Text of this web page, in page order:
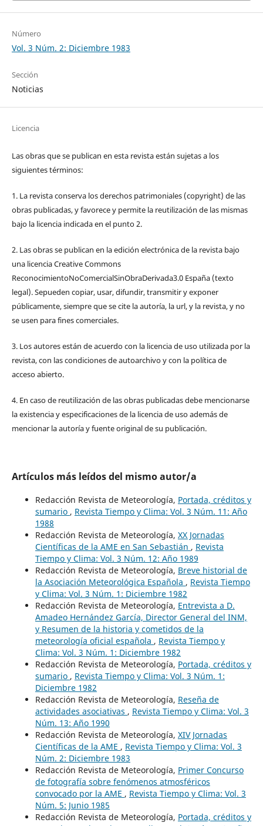
Número
Vol. 3 Núm. 2: Diciembre 1983
Sección
Noticias
Licencia
Las obras que se publican en esta revista están sujetas a los
siguientes términos:
1. La revista conserva los derechos patrimoniales (copyright) de las
obras publicadas, y favorece y permite la reutilización de las mismas
bajo la licencia indicada en el punto 2.
2. Las obras se publican en la edición electrónica de la revista bajo
una licencia Creative Commons
ReconocimientoNoComercialSinObraDerivada3.0 España (texto
legal). Sepueden copiar, usar, difundir, transmitir y exponer
públicamente, siempre que se cite la autoría, la url, y la revista, y no
se usen para fines comerciales.
3. Los autores están de acuerdo con la licencia de uso utilizada por la
revista, con las condiciones de autoarchivo y con la política de
acceso abierto.
4. En caso de reutilización de las obras publicadas debe mencionarse
la existencia y especificaciones de la licencia de uso además de
mencionar la autoría y fuente original de su publicación.
Artículos más leídos del mismo autor/a
Redacción Revista de Meteorología, Portada, créditos y
sumario , Revista Tiempo y Clima: Vol. 3 Núm. 11: Año
1988
Redacción Revista de Meteorología, XX Jornadas
Científicas de la AME en San Sebastián , Revista
Tiempo y Clima: Vol. 3 Núm. 12: Año 1989
Redacción Revista de Meteorología, Breve historial de
la Asociación Meteorológica Española , Revista Tiempo
y Clima: Vol. 3 Núm. 1: Diciembre 1982
Redacción Revista de Meteorología, Entrevista a D.
Amadeo Hernández García, Director General del INM,
y Resumen de la historia y cometidos de la
meteorología oficial española , Revista Tiempo y
Clima: Vol. 3 Núm. 1: Diciembre 1982
Redacción Revista de Meteorología, Portada, créditos y
sumario , Revista Tiempo y Clima: Vol. 3 Núm. 1:
Diciembre 1982
Redacción Revista de Meteorología, Reseña de
actividades asociativas , Revista Tiempo y Clima: Vol. 3
Núm. 13: Año 1990
Redacción Revista de Meteorología, XIV Jornadas
Científicas de la AME , Revista Tiempo y Clima: Vol. 3
Núm. 2: Diciembre 1983
Redacción Revista de Meteorología, Primer Concurso
de fotografía sobre fenómenos atmosféricos
convocado por la AME , Revista Tiempo y Clima: Vol. 3
Núm. 5: Junio 1985
Redacción Revista de Meteorología, Portada, créditos y